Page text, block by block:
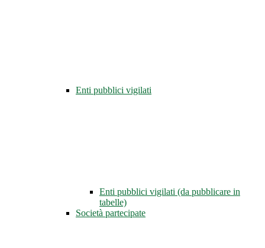
Enti pubblici vigilati
Enti pubblici vigilati (da pubblicare in
tabelle)
Società partecipate